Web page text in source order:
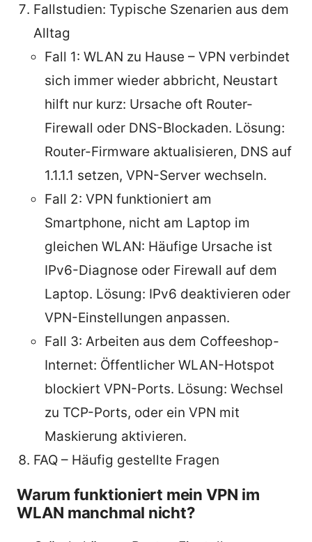
Fallstudien: Typische Szenarien aus dem
Alltag
Fall 1: WLAN zu Hause – VPN verbindet
sich immer wieder abbricht, Neustart
hilft nur kurz: Ursache oft Router-
Firewall oder DNS-Blockaden. Lösung:
Router-Firmware aktualisieren, DNS auf
1.1.1.1 setzen, VPN-Server wechseln.
Fall 2: VPN funktioniert am
Smartphone, nicht am Laptop im
gleichen WLAN: Häufige Ursache ist
IPv6-Diagnose oder Firewall auf dem
Laptop. Lösung: IPv6 deaktivieren oder
VPN-Einstellungen anpassen.
Fall 3: Arbeiten aus dem Coffeeshop-
Internet: Öffentlicher WLAN-Hotspot
blockiert VPN-Ports. Lösung: Wechsel
zu TCP-Ports, oder ein VPN mit
Maskierung aktivieren.
FAQ – Häufig gestellte Fragen
Warum funktioniert mein VPN im
WLAN manchmal nicht?